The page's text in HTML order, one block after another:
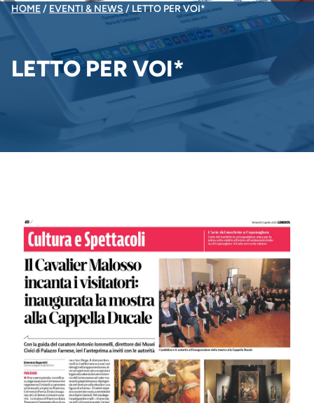
BRICIOLE
PANE
HOME EVENTI & NEWS LETTO PER VOI*
LETTO PER VOI*